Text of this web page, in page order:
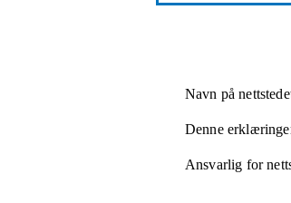
Navn på
Denne
Ansvarlig for